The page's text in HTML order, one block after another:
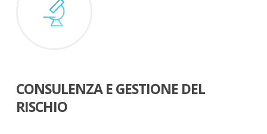
CONSULENZA E GESTIONE DEL
RISCHIO